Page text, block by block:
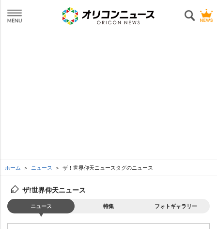
ホーム ニュース ザ！世界仰天ニュースタグのニュース
ザ!世界仰天ニュース
ニュース 特集 フォトギャラリー